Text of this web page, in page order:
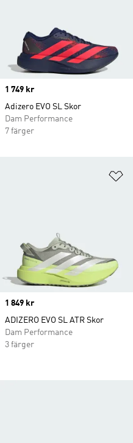
Price
1 749 kr
Adizero EVO SL Skor
Dam Performance
7 färger
Price
1 849 kr
ADIZERO EVO SL ATR Skor
Dam Performance
3 färger